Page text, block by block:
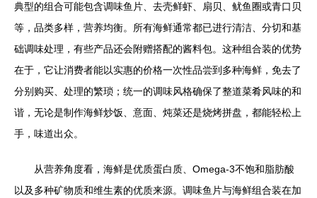
典型的组合可能包含调味鱼片、去壳鲜虾、扇贝、鱿鱼圈或青口贝
等，品类多样，营养均衡。所有海鲜通常都已进行清洁、分切和基
础调味处理，有些产品还会附赠搭配的酱料包。这种组合装的优势
在于，它让消费者能以实惠的价格一次性品尝到多种海鲜，免去了
分别购买、处理的繁琐；统一的调味风格确保了整道菜肴风味的和
谐，无论是制作海鲜炒饭、意面、炖菜还是烧烤拼盘，都能轻松上
手，味道出众。
从营养角度看，海鲜是优质蛋白质、Omega-3不饱和脂肪酸
以及多种矿物质和维生素的优质来源。调味鱼片与海鲜组合装在加